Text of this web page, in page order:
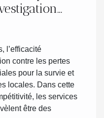
l’efficacité
contre les pertes
pour la survie et
locales. Dans cette
les services
être des